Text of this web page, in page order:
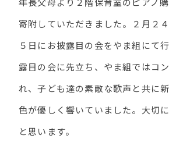
寄附していただきました。２月２
５日にお披露目の会をやま組にて
露目の会に先立ち、やま組ではコ
れ、子ども達の素敵な歌声と共に
色が優しく響いていました。大切
と思います。